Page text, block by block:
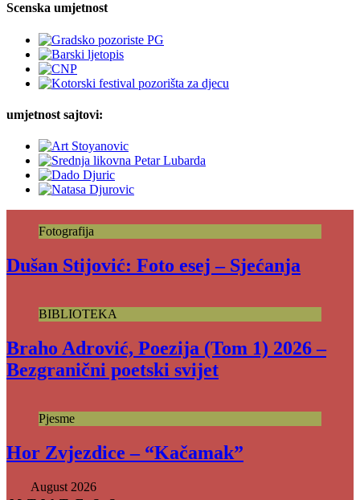
Scenska umjetnost
umjetnost sajtovi:
Fotografija
Dušan Stijović: Foto esej – Sjećanja
BIBLIOTEKA
Braho Adrović, Poezija (Tom 1) 2026 –
Bezgranični poetski svijet
Pjesme
Hor Zvjezdice – “Kačamak”
August 2026